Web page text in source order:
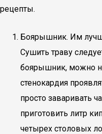
рецепты.
Боярышник. Им
Сушить траву
боярышник, можно
стенокардия
просто заваривать
приготовить литр
четырех столовых